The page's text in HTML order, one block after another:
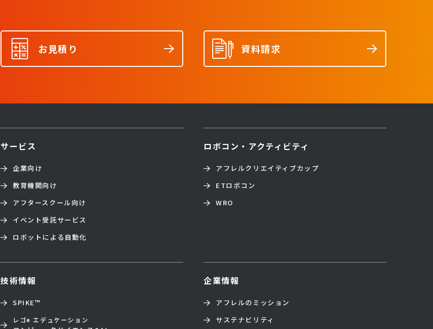
お見積り 資料請求
サービス
企業向け
教育機関向け
アフタースクール向け
イベント受託サービス
ロボットによる自動化
ロボコン・アクティビティ
アフレルクリエイティブカップ
ETロボコン
WRO
技術情報
SPIKE™
レゴ® エデュケーション
企業情報
アフレルのミッション
サステナビリティ